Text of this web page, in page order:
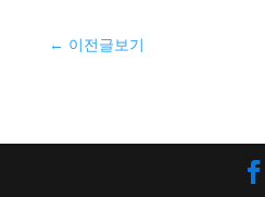
← 이전글보기